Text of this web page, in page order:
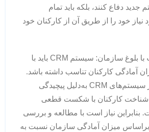
جدید دفاع کنند، بلکه باید تمام
خود را از طریق آن از کارکنان خود
3) رعایت تناسب با بلوغ سازمان: سیستم CRM باید با
آمادگی کارکنان تناسب داشته باشد.
تجربه استفاده از سیستم‌های CRM به‌دلیل پیچیدگی
شناخت کارکنان با شکست قطعی
بنابراین نیاز است با مطالعه و بررسی
میزان آمادگی سازمان نسبت به